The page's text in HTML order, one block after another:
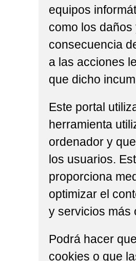
equipos
como los
consecuencia
a las acciones
que dicho
Este portal
herramienta
ordenador y
los usuarios.
proporciona
optimizar el
y servicios más
Podrá hacer
cookies o que